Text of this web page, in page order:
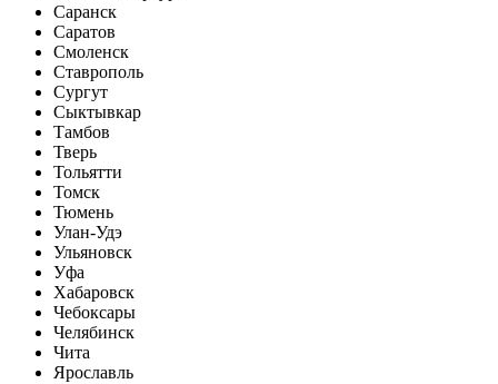
Саранск
Саратов
Смоленск
Ставрополь
Сургут
Сыктывкар
Тамбов
Тверь
Тольятти
Томск
Тюмень
Улан-Удэ
Ульяновск
Уфа
Хабаровск
Чебоксары
Челябинск
Чита
Ярославль